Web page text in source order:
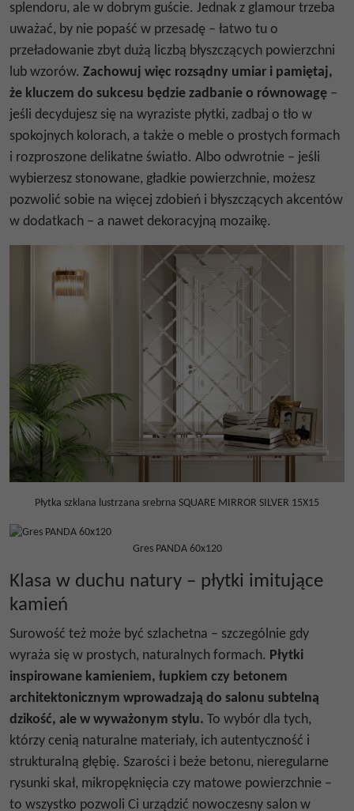
splendoru, ale w dobrym guście. Jednak z glamour trzeba
uważać, by nie popaść w przesadę – łatwo tu o
przeładowanie zbyt dużą liczbą błyszczących powierzchni
lub wzorów. Zachowuj więc rozsądny umiar i pamiętaj,
że kluczem do sukcesu będzie zadbanie o równowagę –
jeśli decydujesz się na wyraziste płytki, zadbaj o tło w
spokojnych kolorach, a także o meble o prostych formach
i rozproszone delikatne światło. Albo odwrotnie – jeśli
wybierzesz stonowane, gładkie powierzchnie, możesz
pozwolić sobie na więcej zdobień i błyszczących akcentów
w dodatkach – a nawet dekoracyjną mozaikę.
Płytka szklana lustrzana srebrna SQUARE MIRROR SILVER 15X15
Gres PANDA 60x120
Klasa w duchu natury – płytki imitujące
kamień
Surowość też może być szlachetna – szczególnie gdy
wyraża się w prostych, naturalnych formach. Płytki
inspirowane kamieniem, łupkiem czy betonem
architektonicznym wprowadzają do salonu subtelną
dzikość, ale w wyważonym stylu. To wybór dla tych,
którzy cenią naturalne materiały, ich autentyczność i
strukturalną głębię. Szarości i beże betonu, nieregularne
rysunki skał, mikropęknięcia czy matowe powierzchnie –
to wszystko pozwoli Ci urządzić nowoczesny salon w